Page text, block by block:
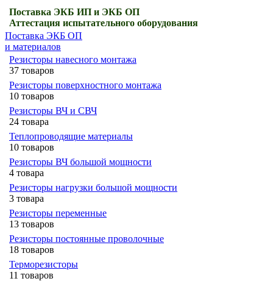
Поставка ЭКБ ИП и ЭКБ ОП
Аттестация испытательного оборудования
Поставка ЭКБ ОП
и материалов
Резисторы навесного монтажа
37 товаров
Резисторы поверхностного монтажа
10 товаров
Резисторы ВЧ и СВЧ
24 товара
Теплопроводящие материалы
10 товаров
Резисторы ВЧ большой мощности
4 товара
Резисторы нагрузки большой мощности
3 товара
Резисторы переменные
13 товаров
Резисторы постоянные проволочные
18 товаров
Терморезисторы
11 товаров